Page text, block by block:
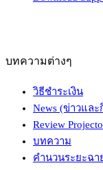
บทความต่างๆ
วิธีชำระเงิน
News (ข่าวแล
Review
บทความ
คำนวนระยะฉา